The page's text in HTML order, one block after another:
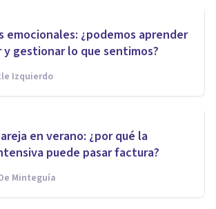
emocionales: ¿podemos aprender
y gestionar lo que sentimos?
Izquierdo
en verano: ¿por qué la
puede pasar factura?
Minteguía